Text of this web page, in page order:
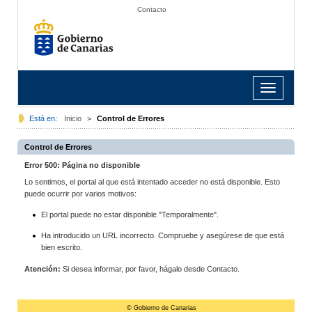
Contacto
Toggle
navigation
Está en: Inicio > Control de Errores
Control de Errores
Error 500: Página no disponible
Lo sentimos, el portal al que está intentado acceder no está disponible. Esto
puede ocurrir por varios motivos:
El portal puede no estar disponible "Temporalmente".
Ha introducido un URL incorrecto. Compruebe y asegúrese de que está
bien escrito.
Atención: Si desea informar, por favor, hágalo desde Contacto.
© Gobierno de Canarias